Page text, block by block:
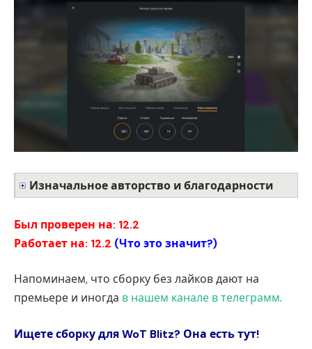
Изначальное авторство и благодарности
Был проверен на: 12.2
Работает на: 12.2 (Что это значит?)
Напоминаем, что сборку без лайков дают на
премьере и иногда в нашем канале в телеграмм.
Ищете сборку для WoT Blitz? Она есть тут!